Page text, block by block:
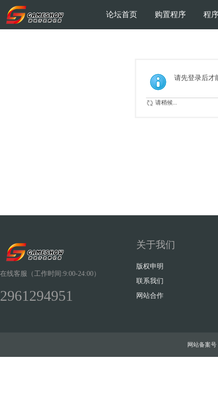
论坛首页 购置程序 程
请先登录后才
请稍候...
在线客服（工作时间:9:00-24:00）
2961294951
关于我们
版权申明
联系我们
网站合作
网站备案号